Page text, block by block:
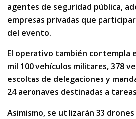
agentes de seguridad pública,
empresas privadas que
del evento.
El operativo también contempla
mil 100 vehículos militares, 378
escoltas de delegaciones y
24 aeronaves destinadas a
Asimismo, se utilizarán 33